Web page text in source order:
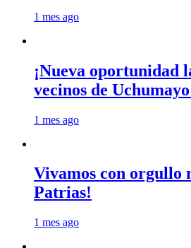
1 mes ago
¡Nueva oportunidad
vecinos de
1 mes ago
Vivamos con orgullo
Patrias!
1 mes ago